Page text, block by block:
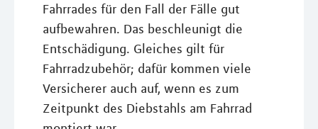
Fahrrades für den Fall der Fälle gut
aufbewahren. Das beschleunigt die
Entschädigung. Gleiches gilt für
Fahrradzubehör; dafür kommen viele
Versicherer auch auf, wenn es zum
Zeitpunkt des Diebstahls am Fahrrad